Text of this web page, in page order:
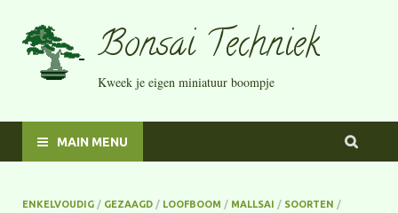
Bonsai Techniek
Kweek je eigen miniatuur boompje
MAIN MENU
ENKELVOUDIG / GEZAAGD / LOOFBOOM / MALLSAI / SOORTEN /